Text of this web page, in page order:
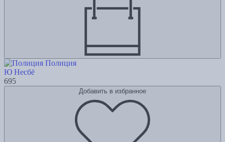
Полиция
Ю Несбё
695
Добавить в избранное